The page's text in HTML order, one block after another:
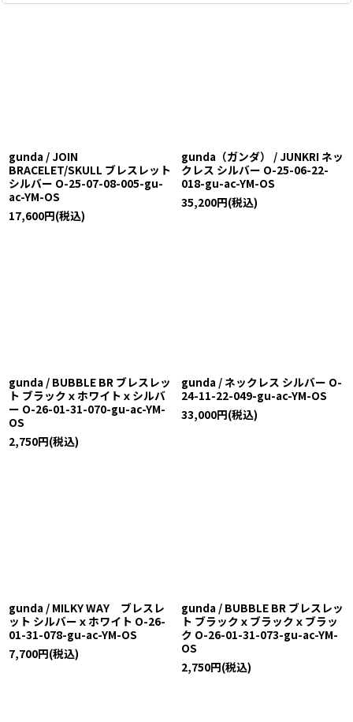
gunda / JOIN
BRACELET/SKULL ブレスレット
シルバー O-25-07-08-005-gu-
ac-YM-OS
17,600円(税込)
gunda（ガンダ） / JUNKRI ネッ
クレス シルバー O-25-06-22-
018-gu-ac-YM-OS
35,200円(税込)
gunda / BUBBLE BR ブレスレッ
ト ブラックｘホワイトｘシルバ
ー O-26-01-31-070-gu-ac-YM-
OS
2,750円(税込)
gunda / ネックレス シルバー O-
24-11-22-049-gu-ac-YM-OS
33,000円(税込)
gunda / MILKY WAY ブレスレ
ット シルバーｘホワイト O-26-
01-31-078-gu-ac-YM-OS
7,700円(税込)
gunda / BUBBLE BR ブレスレッ
ト ブラックｘブラックｘブラッ
ク O-26-01-31-073-gu-ac-YM-
OS
2,750円(税込)